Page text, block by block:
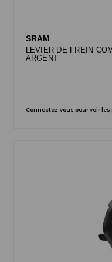
SRAM
LEVIER DE FREIN
ARGENT
Connectez-vous pour voir les